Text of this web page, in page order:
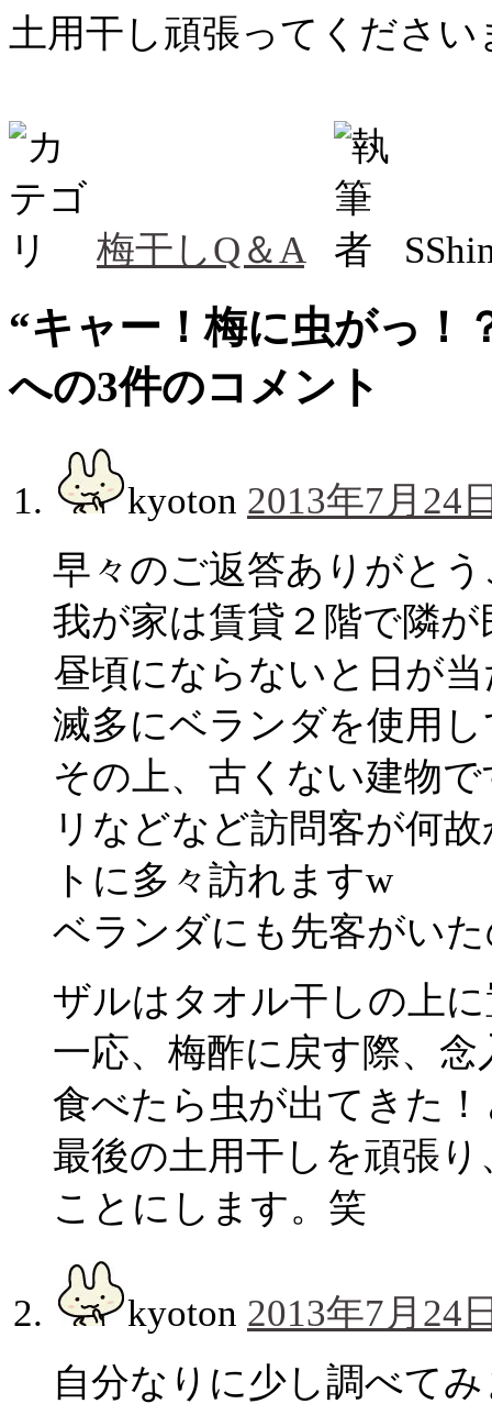
土用干し頑張ってください
梅干しQ＆A
“キャー！梅に虫がっ！
への3件のコメント
kyoton 2013年7月24
早々のご返答ありがと
我が家は賃貸２階で隣
昼頃にならないと日が
滅多にベランダを使用
その上、古くない建物
リなどなど訪問客が何
トに多々訪れますw
ベランダにも先客がい
ザルはタオル干しの上
一応、梅酢に戻す際、
食べたら虫が出てきた
最後の土用干しを頑張
ことにします。笑
kyoton 2013年7月24
自分なりに少し調べて